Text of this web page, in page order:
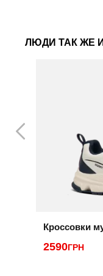
ЛЮДИ ТАК ЖЕ
Кроссовки
2590ГРН